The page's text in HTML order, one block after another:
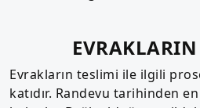
Evrakların teslimi ile ilgili
katıdır. Randevu tarihinden